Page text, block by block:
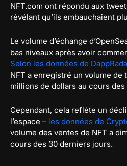
NFT.com ont répondu aux
révélant qu’ils embauchaient
Le volume d’échange
bas niveaux après avoir
Selon les données de
NFT a enregistré un volume de
millions de dollars au cours
Cependant, cela reflète un
l’espace – les données de
volume des ventes de NFT a
cours des 30 derniers jours.